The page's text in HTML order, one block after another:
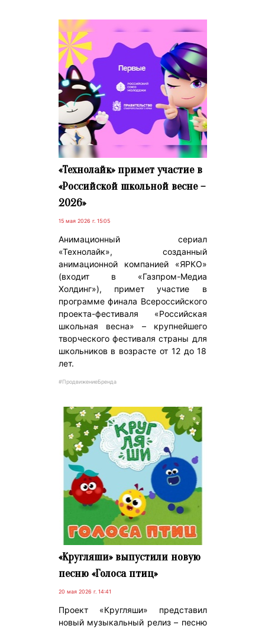
«Технолайк» примет участие в
«Российской школьной весне –
2026»
15 мая 2026 г. 15:05
Анимационный сериал
«Технолайк», созданный
анимационной компанией «ЯРКО»
(входит в «Газпром-Медиа
Холдинг»), примет участие в
программе финала Всероссийского
проекта-фестиваля «Российская
школьная весна» – крупнейшего
творческого фестиваля страны для
школьников в возрасте от 12 до 18
лет.
#ПродвижениеБренда
«Кругляши» выпустили новую
песню «Голоса птиц»
20 мая 2026 г. 14:41
Проект «Кругляши» представил
новый музыкальный релиз – песню